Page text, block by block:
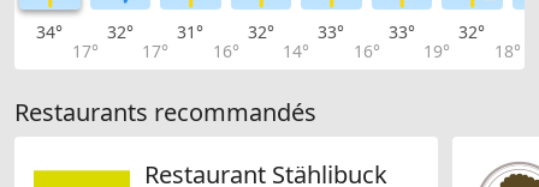
34°
17°
32°
17°
31°
16°
32°
14°
33°
16°
33°
19°
32°
18°
Restaurants recommandés
Restaurant Stählibuck